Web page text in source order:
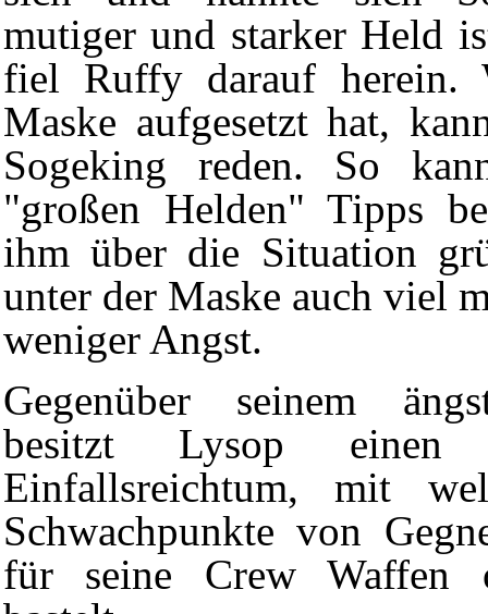
mutiger und starker Held
fiel Ruffy darauf herein.
Maske aufgesetzt hat,
Sogeking reden. So
"großen Helden" Tipps
ihm über die Situation
unter der Maske auch viel
weniger Angst.
Gegenüber seinem
besitzt Lysop einen
Einfallsreichtum, mit
Schwachpunkte von
für seine Crew Waffen